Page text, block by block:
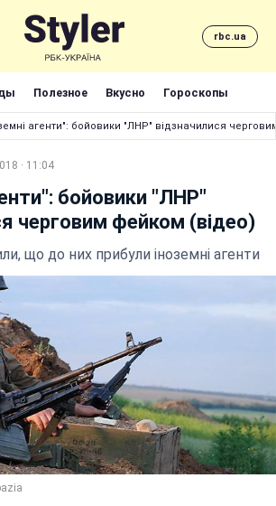
rbc.ua
Полезное Вкусно Гороскопы
агенти": бойовики "ЛНР" відзначилися
· 11:04
бойовики "ЛНР"
черговим фейком (відео)
що до них прибули іноземні агенти